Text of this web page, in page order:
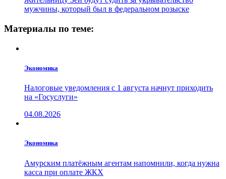
мужчины, который был в федеральном розыске
Материалы по теме:
Экономика
Налоговые уведомления с 1 августа начнут приходить
на «Госуслуги»
04.08.2026
Экономика
Амурским платёжным агентам напомнили, когда нужна
касса при оплате ЖКХ